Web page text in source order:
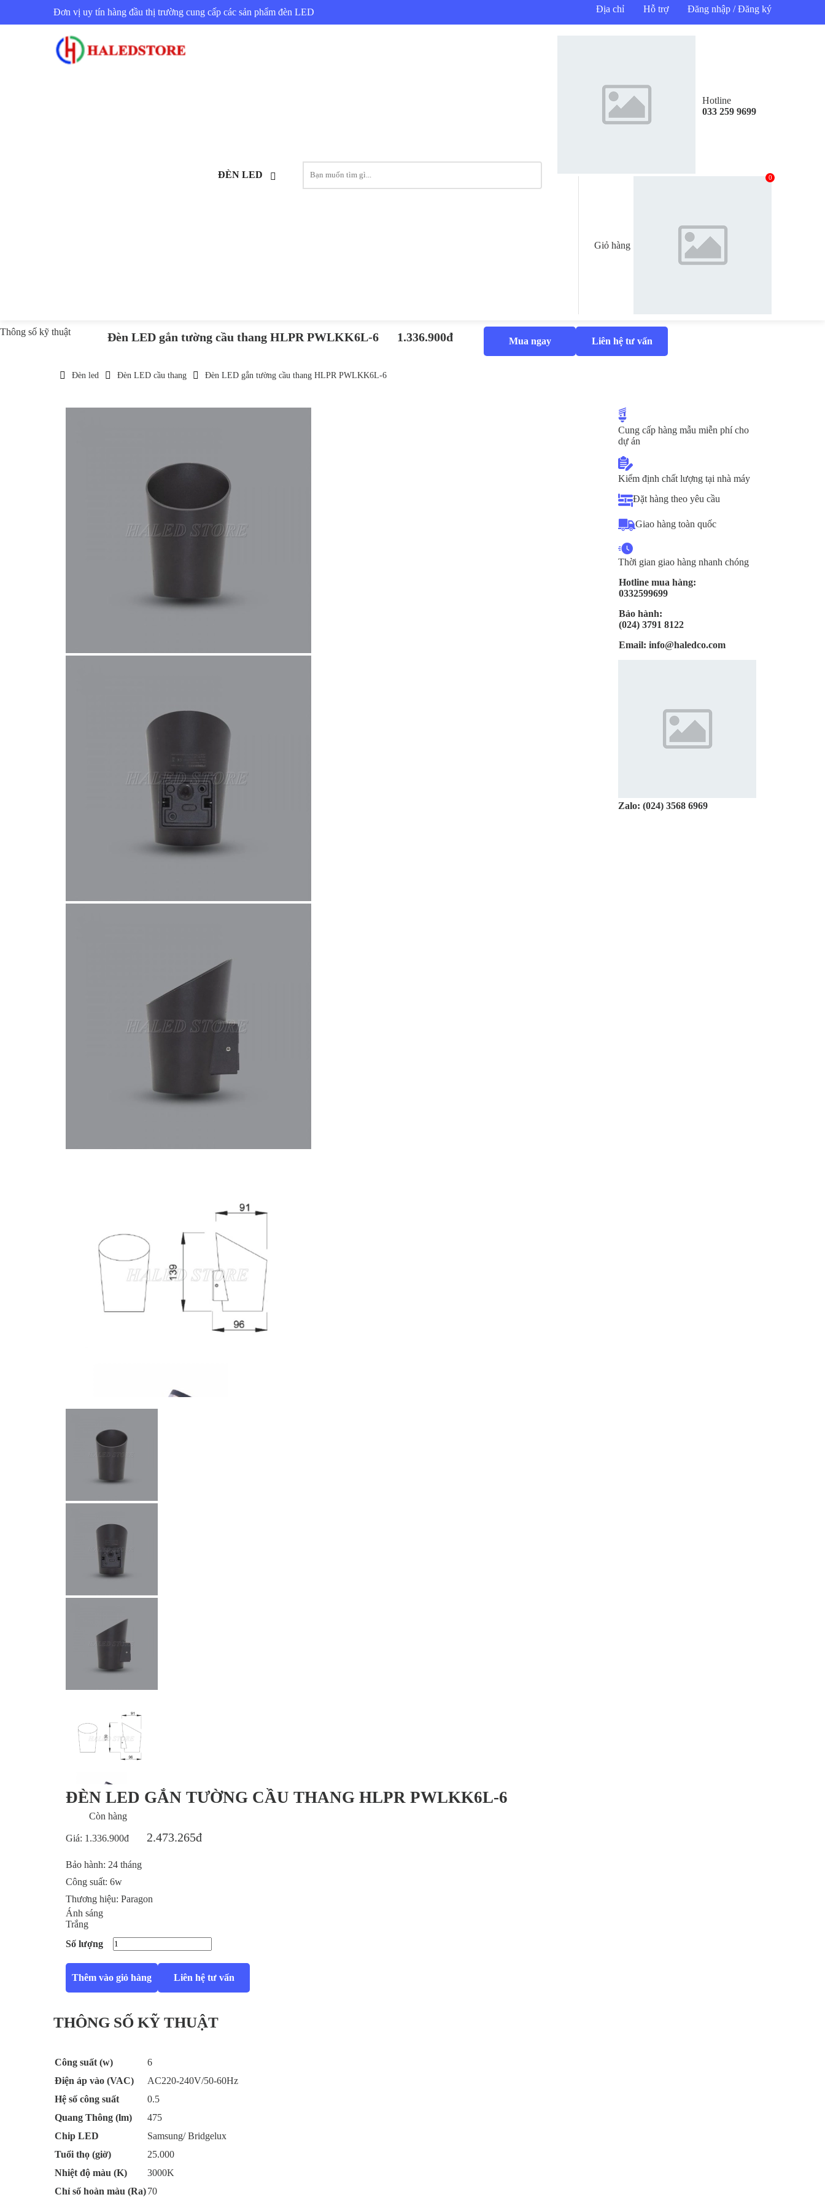
Đơn vị uy tín hàng đầu thị trường cung cấp các sản phẩm đèn LED Địa chỉ Hỗ trợ Đăng nhập / Đăng ký
ĐÈN LED
Hotline
033 259 9699
Giỏ hàng
0
Thông số kỹ thuật Đèn LED gắn tường cầu thang HLPR PWLKK6L-6 1.336.900đ Mua ngay Liên hệ tư vấn
Đèn led Đèn LED cầu thang Đèn LED gắn tường cầu thang HLPR PWLKK6L-6
ĐÈN LED GẮN TƯỜNG CẦU THANG HLPR PWLKK6L-6
Còn hàng
Giá: 1.336.900đ 2.473.265đ
Bảo hành: 24 tháng
Công suất: 6w
Thương hiệu: Paragon
Ánh sáng
Trắng
Số lượng
Thêm vào giỏ hàng Liên hệ tư vấn
THÔNG SỐ KỸ THUẬT
Công suất (w)
6
Điện áp vào (VAC)
AC220-240V/50-60Hz
Hệ số công suất
0.5
Quang Thông (lm)
475
Chip LED
Samsung/ Bridgelux
Tuổi thọ (giờ)
25.000
Nhiệt độ màu (K)
3000K
Chỉ số hoàn màu (Ra)70
Cung cấp hàng mẫu miễn phí cho
dự án
Kiểm định chất lượng tại nhà máy
Đặt hàng theo yêu cầu
Giao hàng toàn quốc
Thời gian giao hàng nhanh chóng
Hotline mua hàng:
0332599699
Bảo hành:
(024) 3791 8122
Email: info@haledco.com
Zalo: (024) 3568 6969